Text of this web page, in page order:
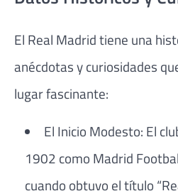
El Real Madrid tiene una
anécdotas y curiosidades
lugar fascinante:
El Inicio Modesto: El
1902 como Madrid
cuando obtuvo el título